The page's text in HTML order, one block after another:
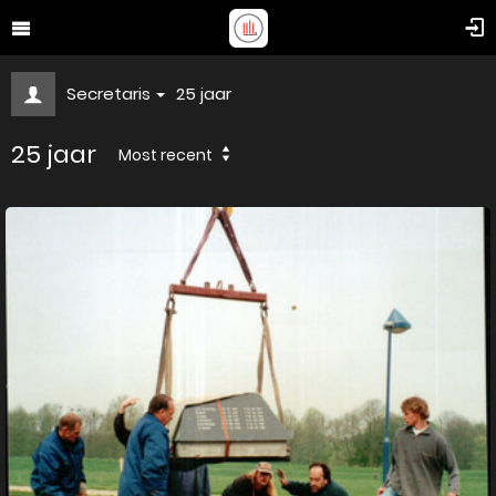
Secretaris 25 jaar
25 jaar Most recent